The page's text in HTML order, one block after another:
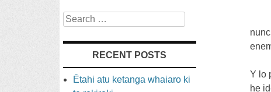
Y lo
he
Search
RECENT POSTS
Ētahi atu ketanga whaiaro ki